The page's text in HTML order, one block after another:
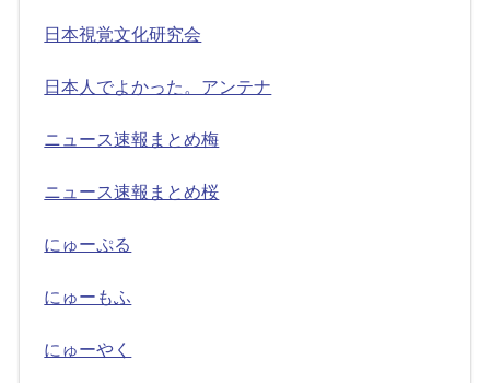
日本視覚文化研究会
日本人でよかった。アンテナ
ニュース速報まとめ梅
ニュース速報まとめ桜
にゅーぷる
にゅーもふ
にゅーやく